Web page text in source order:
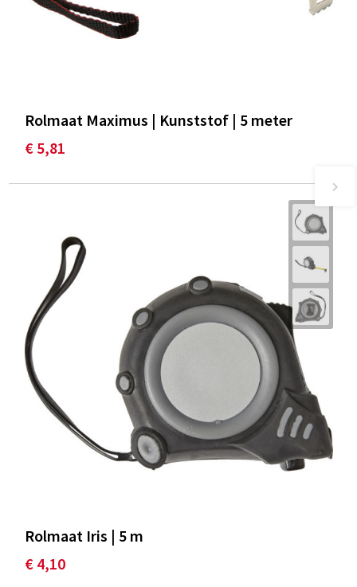
Rolmaat Maximus | Kunststof | 5 meter
€ 5,81
Rolmaat Iris | 5 m
€ 4,10